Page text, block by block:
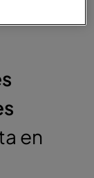
en